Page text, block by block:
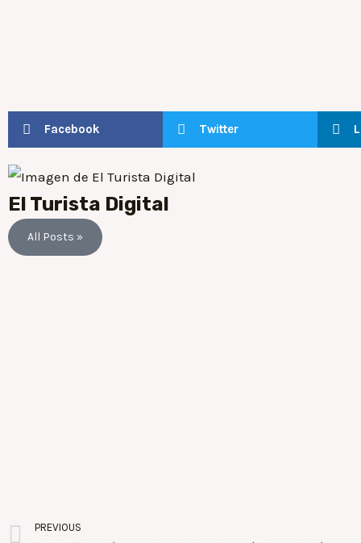
Facebook Twitter
El Turista Digital
All Posts »
PREVIOUS